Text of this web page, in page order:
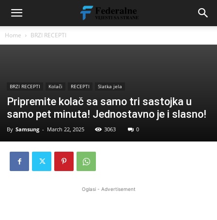
Home BRZI RECEPTI
BRZI RECEPTI Kolači RECEPTI Slatka jela
Pripremite kolač sa samo tri sastojka u
samo pet minuta! Jednostavno je i slasno!
By Samsung - March 22, 2025 3063 0
Oglasi - Advertisement